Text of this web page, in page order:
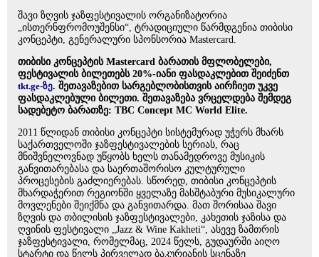
შავი ზღვის ჯაზფესტივალის ორგანიზატორია
„ისთერნფრომოუშენსი“, ტრადიციული წარმდგენია თიბისი
კონცეპტი, გენერალური სპონსორია Mastercard.
თიბისი კონცეპტის Mastercard ბარათის მფლობელები,
ფესტივალის ბილეთებს 20%-იანი ფასდაკლებით შეიძენთ
tkt.ge-ზე. შეთავაზებით სარგებლობისთვის აირჩიეთ უკვე
ფასდაკლებული ბილეთი. შეთავაზება ვრცელდება შემდეგ
სადებეტო ბარათზე: TBC Concept MC World Elite.
2011 წლიდან თიბისი კონცეპტი სისტემურად უჭერს მხარს
საქართველოში ჯაზფესტივალების სერიას, რაც
მნიშვნელოვნად უწყობს ხელს თანამედროვე მუსიკის
განვითარებასა და საერთაშორისო კულტურული
პროცესების გაძლიერებას. სწორედ, თიბისი კონცეპტის
მხარდაჭერით რეგიონში ყველაზე მასშტაბური მუსიკალური
მოვლენები შეიქმნა და განვითარდა. მათ შორისაა შავი
ზღვის და თბილისის ჯაზფესტივალები, კახეთის ჯაზისა და
ღვინის ფესტივალი „Jazz & Wine Kakheti“, ასევე ზამთრის
ჯაზფესტივალი, რომელმაც, 2024 წელს, გუდაურში აიღო
სტარტი და წელს პირველად ბაკურიანის სცენაზე